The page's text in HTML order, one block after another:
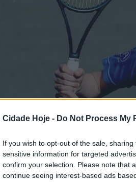
Cidade Hoje - Do Not Process My
If you wish to opt-out of the sale,
sensitive information for targeted
confirm your selection. Please note that
continue seeing interest-based ads